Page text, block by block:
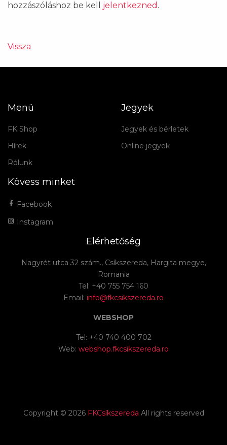
hozzászóláshoz be kell jelentkezned .
Vissza
Menü
FK Shop
Hírek
Rólunk
Jegyek
Jegyek és bérletek
Online jegyek
Kövess minket
Facebook
Instagram
Elérhetőség
Nagyrét utca 32 szám., Csíkszereda, Hargita megye,
Romania
Tel: +40 755 754 160
Email: info@fkcsikszereda.ro
WEBSHOP
Tel: +40 740 400 702
Web: webshop.fkcsikszereda.ro
Copyright © 2026 FKCsíkszereda All rights reserved